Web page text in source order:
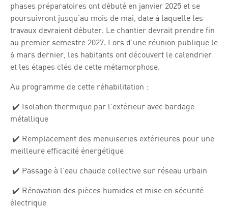
phases préparatoires ont débuté en janvier 2025 et se
poursuivront jusqu’au mois de mai, date à laquelle les
travaux devraient débuter. Le chantier devrait prendre fin
au premier semestre 2027. Lors d’une réunion publique le
6 mars dernier, les habitants ont découvert le calendrier
et les étapes clés de cette métamorphose.
Au programme de cette réhabilitation :
✔️ Isolation thermique par l’extérieur avec bardage
métallique
✔️ Remplacement des menuiseries extérieures pour une
meilleure efficacité énergétique
✔️ Passage à l’eau chaude collective sur réseau urbain
✔️ Rénovation des pièces humides et mise en sécurité
électrique